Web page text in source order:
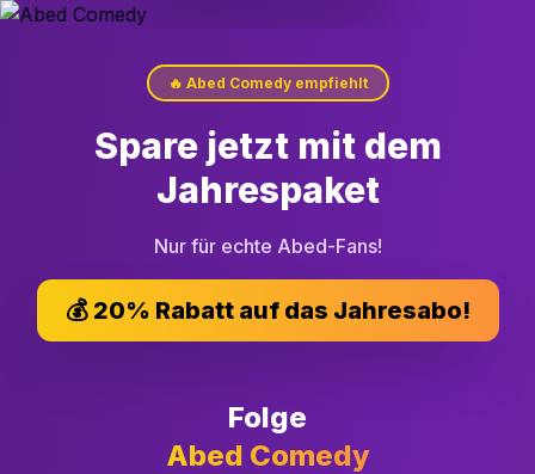
🔥 Abed Comedyempfiehlt
Spare jetzt mit dem
Jahrespaket
Nur für echte Abed-Fans!
💰 20% Rabatt auf das Jahresabo!
Folge
Abed Comedy